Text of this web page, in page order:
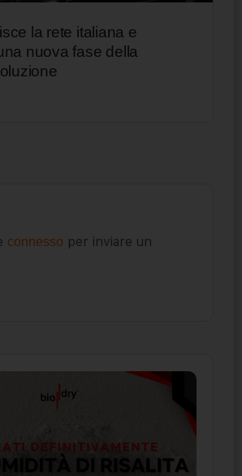
la rete italiana e
nuova fase della
connesso per inviare un